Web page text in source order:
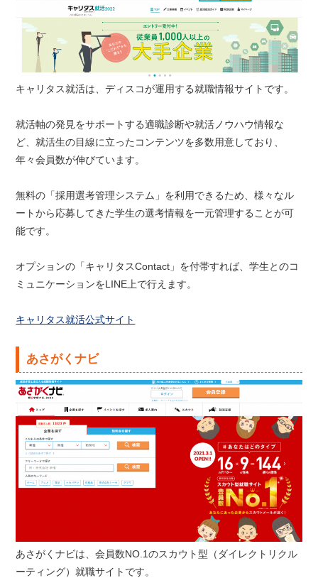
キャリタス就活は、ディスコが運用する就職情報サイトです。
就活軸の発見をサポートする適職診断や就活ノウハウ情報な
ど、就活生の目線に立ったコンテンツを多数用意しており、
年々会員数が伸びています。
無料の「採用選考管理システム」を利用できるため、様々なル
ートから応募してきた学生の選考情報を一元管理することが可
能です。
オプションの「キャリタスContact」を付帯すれば、学生とのコ
ミュニケーションをLINE上で行えます。
キャリタス就活公式サイト
あさがくナビ
あさがくナビは、会員数NO.1のスカウト型（ダイレクトリクル
ーティング）就職サイトです。